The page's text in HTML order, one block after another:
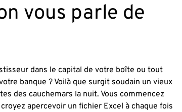
vous parle de
dans le capital de votre boîte ou tout
banque ? Voilà que surgit soudain un vieux
des cauchemars la nuit. Vous commencez
apercevoir un fichier Excel à chaque fois